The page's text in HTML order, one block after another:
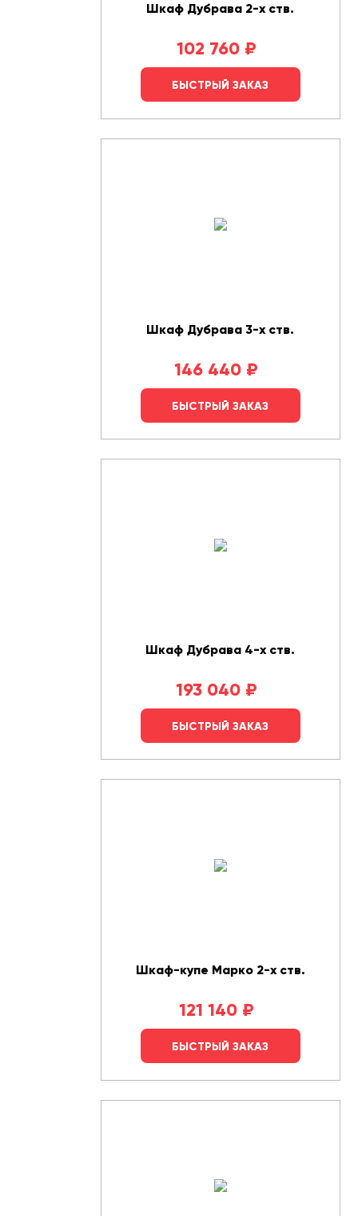
Шкаф Дубрава 2-х ств.
102 760 ₽
БЫСТРЫЙ ЗАКАЗ
Шкаф Дубрава 3-х ств.
146 440 ₽
БЫСТРЫЙ ЗАКАЗ
Шкаф Дубрава 4-х ств.
193 040 ₽
БЫСТРЫЙ ЗАКАЗ
Шкаф-купе Марко 2-х ств.
121 140 ₽
БЫСТРЫЙ ЗАКАЗ